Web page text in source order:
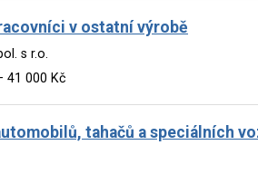
v ostatní výrobě
s r.o.
41 000 Kč
tahačů a speciálních